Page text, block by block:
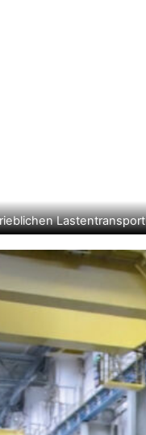
Lastentransport